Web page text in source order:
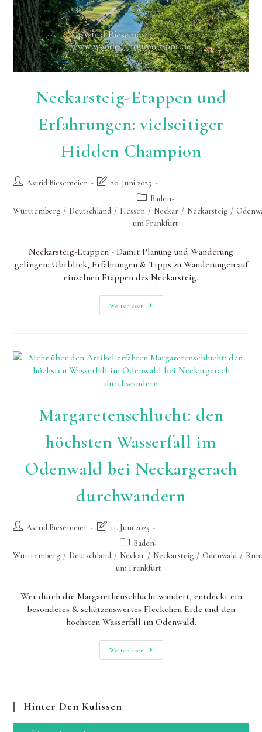
Neckarsteig-Etappen und
Erfahrungen: vielseitiger
Hidden Champion
Beitrags-Astrid Biesemeier
Beitrag
geändert
20. Juni 2025
Beitrags-
Kategorie:
Baden-
Württemberg / Deutschland / Hessen / Neckar / Neckarsteig /
um Frankfurt
Neckarsteig-Etappen - Damit Planung und Wanderung
gelingen: Übrblick, Erfahrungen & Tipps zu Wanderungen auf
einzelnen Etappen des Neckarsteig.
Weiterlesen
Neckarsteig-
Etappen
Champion
Margaretenschlucht: den
höchsten Wasserfall im
Odenwald bei Neckargerach
durchwandern
Beitrags-Astrid Biesemeier
Beitrag
geändert
11. Juni 2025
Beitrags-
Kategorie:
Baden-
Württemberg / Deutschland / Neckar / Neckarsteig / Odenwald /
um Frankfurt
Wer durch die Margarethenschlucht wandert, entdeckt ein
besonderes & schützenswertes Fleckchen Erde und den
höchsten Wasserfall im Odenwald.
Weiterlesen
Margaretenschlucht:
Den
Hinter Den Kulissen